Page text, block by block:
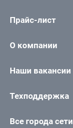
Прайс-лист
О компании
Наши вакансии
Техподдержка
Все города сети